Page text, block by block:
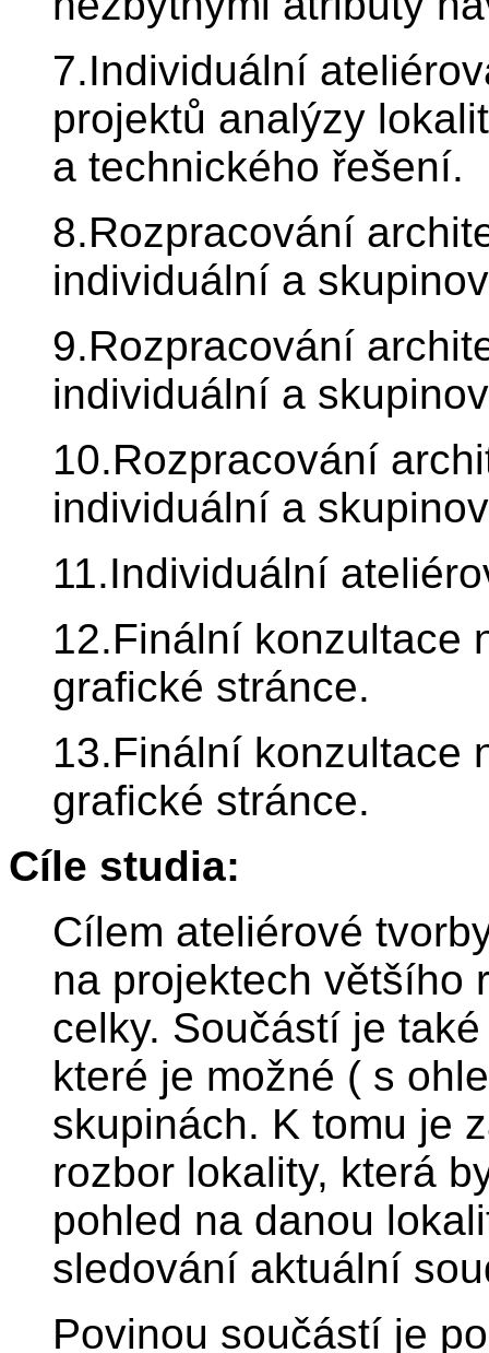
7.Individuální
projektů analýzy
a technického řešení.
8.Rozpracování
individuální a
9.Rozpracování
individuální a
10.Rozpracování
individuální a
11.Individuální
12.Finální konzultace
grafické stránce.
13.Finální konzultace
grafické stránce.
Cíle studia:
Cílem ateliérové
na projektech většího
celky. Součástí je
které je možné ( s
skupinách. K tomu je
rozbor lokality, která
pohled na danou
sledování aktuální
Povinou součástí je